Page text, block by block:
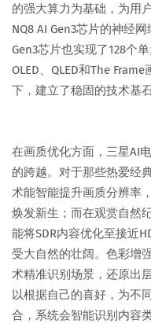
的强大算力为基础，为用
NQ8 AI Gen3芯片的神经
Gen3芯片也实现了128个
OLED、QLED和The
下，建立了稳固的技术基石
在画质优化方面，三星AI
的跨越。对于那些热爱经
术能智能提升画质分辨率
焕发新生；而在观赏自然
能将SDR内容优化至接近
受大自然的壮阔。色彩增
术精准识别场景，还原出
以根据自己的喜好，为不
合，系统会智能识别内容